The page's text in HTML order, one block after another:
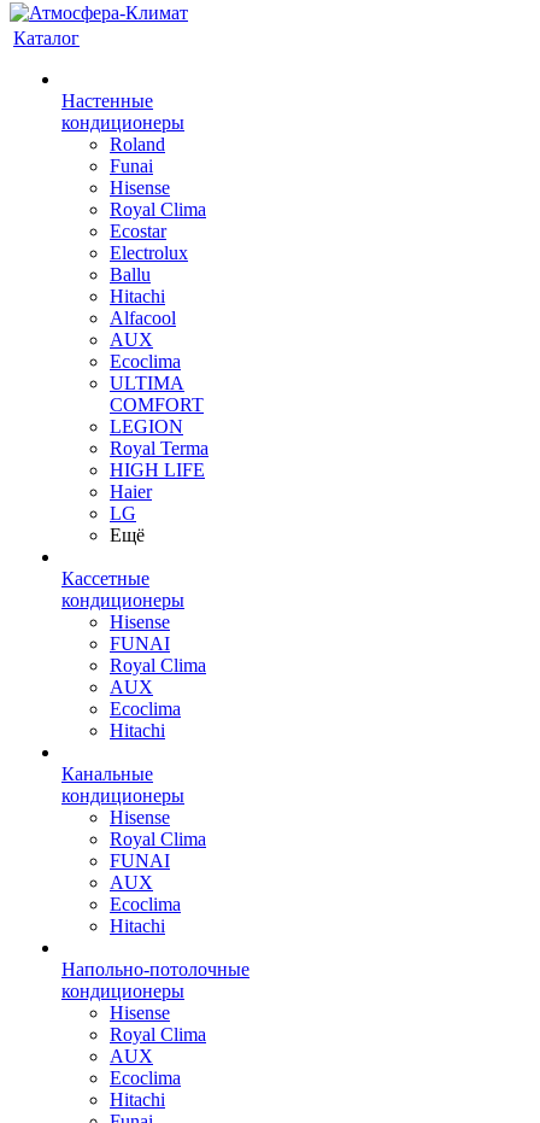
Каталог
Настенные
кондиционеры
Roland
Funai
Hisense
Royal Clima
Ecostar
Electrolux
Ballu
Hitachi
Alfacool
AUX
Ecoclima
ULTIMA
COMFORT
LEGION
Royal Terma
HIGH LIFE
Haier
LG
Ещё
Кассетные
кондиционеры
Hisense
FUNAI
Royal Clima
AUX
Ecoclima
Hitachi
Канальные
кондиционеры
Hisense
Royal Clima
FUNAI
AUX
Ecoclima
Hitachi
Напольно-потолочные
кондиционеры
Hisense
Royal Clima
AUX
Ecoclima
Hitachi